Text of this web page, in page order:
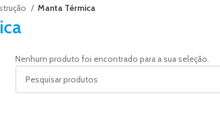
Manta Térmica
Nenhum produto foi encontrado para a sua seleção.